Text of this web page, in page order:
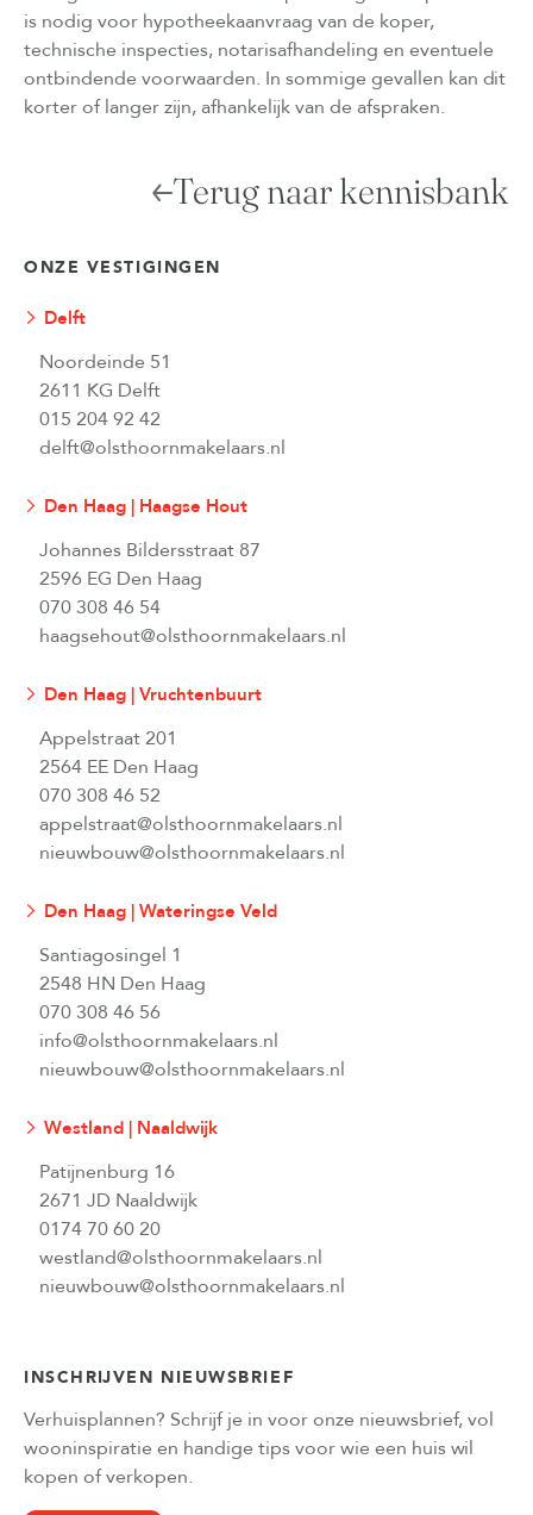
is nodig voor hypotheekaanvraag van de koper,
technische inspecties, notarisafhandeling en eventuele
ontbindende voorwaarden. In sommige gevallen kan dit
korter of langer zijn, afhankelijk van de afspraken.
Terug naar kennisbank
ONZE VESTIGINGEN
Delft
Noordeinde 51
2611 KG Delft
015 204 92 42
delft@olsthoornmakelaars.nl
Den Haag | Haagse Hout
Johannes Bildersstraat 87
2596 EG Den Haag
070 308 46 54
haagsehout@olsthoornmakelaars.nl
Den Haag | Vruchtenbuurt
Appelstraat 201
2564 EE Den Haag
070 308 46 52
appelstraat@olsthoornmakelaars.nl
nieuwbouw@olsthoornmakelaars.nl
Den Haag | Wateringse Veld
Santiagosingel 1
2548 HN Den Haag
070 308 46 56
info@olsthoornmakelaars.nl
nieuwbouw@olsthoornmakelaars.nl
Westland | Naaldwijk
Patijnenburg 16
2671 JD Naaldwijk
0174 70 60 20
westland@olsthoornmakelaars.nl
nieuwbouw@olsthoornmakelaars.nl
INSCHRIJVEN NIEUWSBRIEF
Verhuisplannen? Schrijf je in voor onze nieuwsbrief, vol
wooninspiratie en handige tips voor wie een huis wil
kopen of verkopen.